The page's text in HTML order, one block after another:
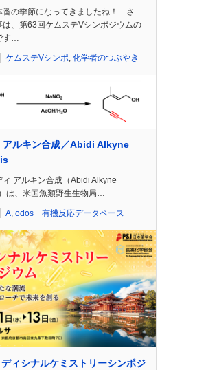
番の季節になってきましたね！ さ
は、第63回ケムステVシンポジウムの
す…
ケムステVシンポ 化学者のつぶやき
アルキン合成／Abidi Alkyne
ィ アルキン合成（Abidi Alkyne
は、米国魚類野生生物局…
A odos 有機反応データベース
ィシナルケミストリーシンポジ